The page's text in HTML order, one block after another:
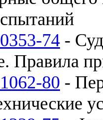
74 -
Правила
80 -